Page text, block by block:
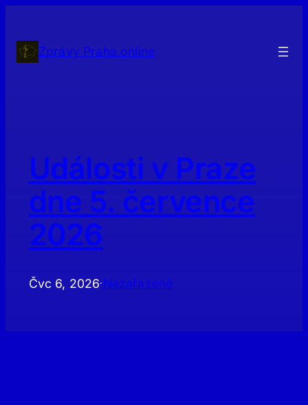
obsahZprávy Praha.online
Události v Praze
dne 5. července
2026
Čvc 6, 2026· Nezařazené